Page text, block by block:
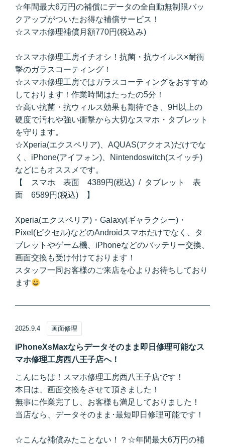
☆年間最大6万円の補償にデータの全自動無制限バッ
クアップがついたお得な補償サービス！
☆スマホ修理補償月額770円(税込み)
☆スマホ修理工房イチオシ！抗菌・抗ウイルス×耐衝
撃のガラスコーティング！
☆スマホ修理工房ではガラスコーティングをおすすめ
しております！作業時間はたったの5分！
☆高い抗菌・抗ウィルス効果も期待でき、9H以上の
硬度で汚れや強い衝撃から大切なスマホ・タブレット
を守ります。
☆Xperia(エクスペリア)、AQUAS(アクオス)だけでな
く、iPhone(アイフォン)、Nintendoswitch(スイッチ)
などにもオススメです。
【 スマホ 表面 4389円(税込) / タブレット 表
面 6589円(税込) 】
Xperia(エクスペリア)・Galaxy(ギャラクシー)・
Pixel(ピクセル)などのAndroidスマホだけでなく、タ
ブレットやゲーム機、iPhoneなどのバッテリー交換、
画面交換も受け付けております！
スタッフ一同お客様のご来店を心よりお待ちしており
ます
2025.9.4 画面修理
iPhoneXsMaxならデータそのまま即日修理可能なス
マホ修理工房西八王子店へ！
こんにちは！スマホ修理工房西八王子店です！
本日は、画面交換をさせて頂きました！
無事に作業完了し、お客様も満足しておりました！
当店なら、データそのまま･最短即日修理可能です！
☆こんな補償みたことない！？☆年間最大6万円の補